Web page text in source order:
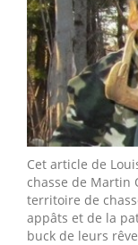
Cet article de
chasse de Martin
territoire de
appâts et de la
buck de leurs